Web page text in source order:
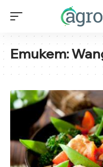
Етикет: